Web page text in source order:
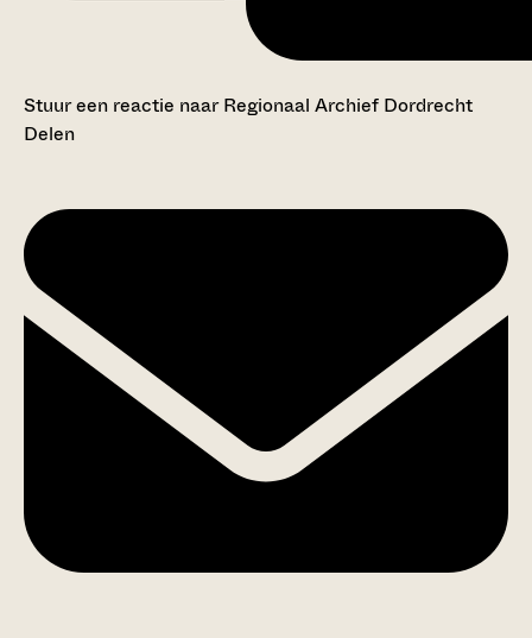
Stuur een reactie naar Regionaal Archief Dordrecht
Delen